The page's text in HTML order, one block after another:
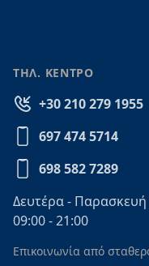
ΤΗΛ. ΚΕΝΤΡΟ
+30 210 279 1955
697 474 5714
698 582 7289
Δευτέρα - Παρασκευή
09:00 - 21:00
Επικοινωνία από